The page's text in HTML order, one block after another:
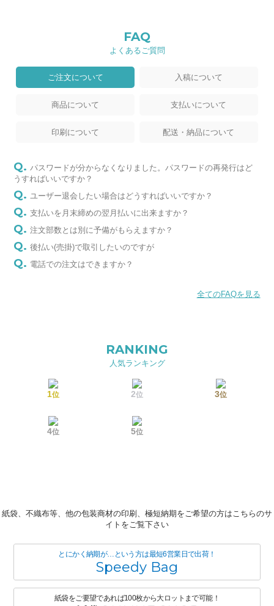
FAQ
よくあるご質問
ご注文について 入稿について
商品について 支払いについて
印刷について 配送・納品について
パスワードが分からなくなりました。パスワードの再発行はど
うすればいいですか？
ユーザー退会したい場合はどうすればいいですか？
支払いを月末締めの翌月払いに出来ますか？
注文部数とは別に予備がもらえますか？
後払い(売掛)で取引したいのですが
電話での注文はできますか？
全てのFAQを見る
RANKING
人気ランキング
1位 2位 3位
4位 5位
紙袋、不織布等、他の包装商材の印刷、極短納期をご希望の方はこちらのサ
イトをご覧下さい
とにかく納期が…という方は最短6営業日で出荷！
Speedy Bag
紙袋をご要望であれば100枚から大ロットまで可能！